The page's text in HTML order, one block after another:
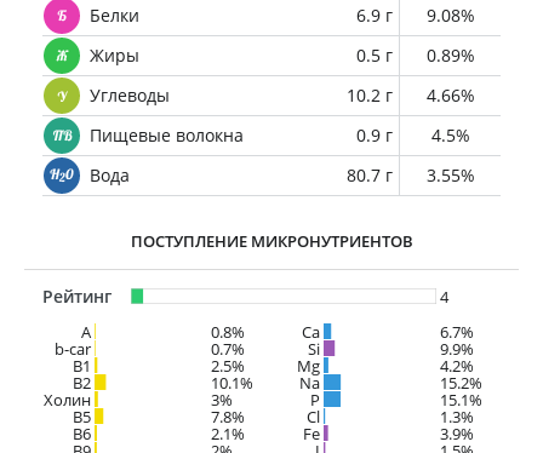
Белки
6.9 г
9.08%
Жиры
0.5 г
0.89%
Углеводы
10.2 г
4.66%
Пищевые волокна
0.9 г
4.5%
Вода
80.7 г 3.55%
ПОСТУПЛЕНИЕ МИКРОНУТРИЕНТОВ
Рейтинг
4
A
0.8%
b-car 0.7%
В1 2.5%
B2 10.1%
Холин 3%
B5 7.8%
B6 2.1%
Ca 6.7%
Si 9.9%
Mg 4.2%
Na 15.2%
P 15.1%
Cl 1.3%
Fe 3.9%